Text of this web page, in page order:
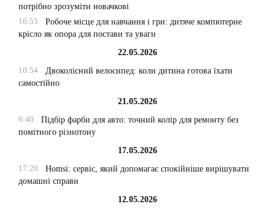
потрібно зрозуміти новачкові
16:53
Робоче місце для навчання і гри: дитяче компютерне
крісло як опора для постави та уваги
22.05.2026
10:54
Двоколісний велосипед: коли дитина готова їхати
самостійно
21.05.2026
9:40
Підбір фарби для авто: точний колір для ремонту без
помітного різнотону
17.05.2026
17:20
Homsi: сервіс, який допомагає спокійніше вирішувати
домашні справи
12.05.2026